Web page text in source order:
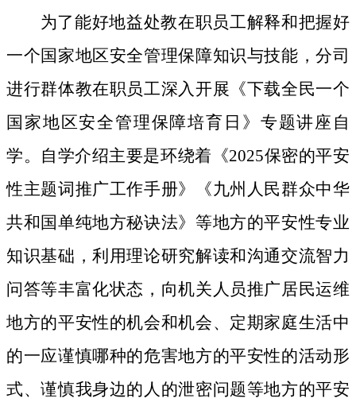
为了能好地益处教在职员工解释和把握好
一个国家地区安全管理保障知识与技能，分司
进行群体教在职员工深入开展《下载全民一个
国家地区安全管理保障培育日》专题讲座自
学。自学介绍主要是环绕着《2025保密的平安
性主题词推广工作手册》《九州人民群众中华
共和国单纯地方秘诀法》等地方的平安性专业
知识基础，利用理论研究解读和沟通交流智力
问答等丰富化状态，向机关人员推广居民运维
地方的平安性的机会和机会、定期家庭生活中
的一应谨慎哪种的危害地方的平安性的活动形
式、谨慎我身边的人的泄密问题等地方的平安